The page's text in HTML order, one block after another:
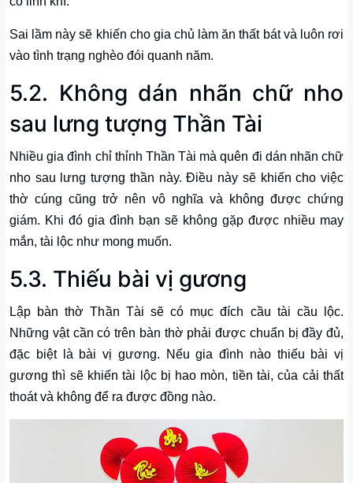
Sai lầm này sẽ khiến cho gia chủ làm ăn thất bát và luôn rơi
vào tình trạng nghèo đói quanh năm.
5.2. Không dán nhãn chữ nho
sau lưng tượng Thần Tài
Nhiều gia đình chỉ thỉnh Thần Tài mà quên đi dán nhãn chữ
nho sau lưng tượng thần này. Điều này sẽ khiến cho việc
thờ cúng cũng trở nên vô nghĩa và không được chứng
giám. Khi đó gia đình bạn sẽ không gặp được nhiều may
mắn, tài lộc như mong muốn.
5.3. Thiếu bài vị gương
Lập bàn thờ Thần Tài sẽ có mục đích cầu tài cầu lộc.
Những vật cần có trên bàn thờ phải được chuẩn bị đầy đủ,
đặc biệt là bài vị gương. Nếu gia đình nào thiếu bài vị
gương thì sẽ khiến tài lộc bị hao mòn, tiền tài, của cải thất
thoát và không để ra được đồng nào.